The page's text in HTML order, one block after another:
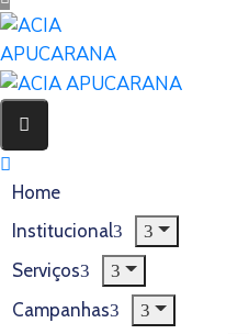
Home
Institucional
Serviços
Campanhas